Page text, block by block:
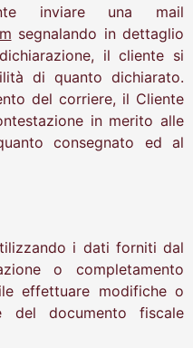
inviare una mail
segnalando in dettaglio
il cliente si
di quanto dichiarato.
del corriere, il Cliente
in merito alle
consegnato ed al
i dati forniti dal
o completamento
effettuare modifiche o
del documento fiscale